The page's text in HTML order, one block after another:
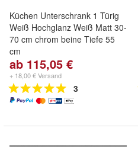
Küchen Unterschrank 1 Türig
Weiß Hochglanz Weiß Matt 30-
70 cm chrom beine Tiefe 55
cm
ab 115,05 €
+ 18,00 € Versand
3